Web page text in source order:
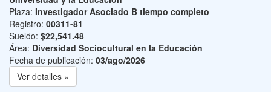
Plaza: Investigador Asociado B tiempo completo
Registro: 00311-81
Sueldo: $22,541.48
Área: Diversidad Sociocultural en la Educación
Fecha de publicación: 03/ago/2026
Ver detalles »